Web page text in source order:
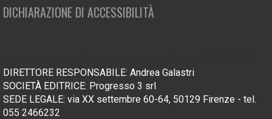
DICHIARAZIONE DI ACCESSIBILITÀ
DIRETTORE RESPONSABILE: Andrea Galastri
SOCIETÀ EDITRICE: Progresso 3 srl
SEDE LEGALE: via XX settembre 60-64, 50129 Firenze - tel.
055 2466232